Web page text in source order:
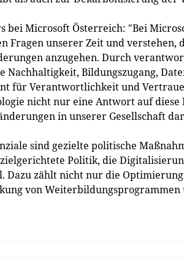
Microsoft Österreich: "Bei
Fragen unserer Zeit und verstehen,
anzugehen. Durch
Bildungszugang,
für Verantwortlichkeit und
nicht nur eine Antwort auf diese
in unserer Gesellschaft
sind gezielte politische
Politik, die
Dazu zählt nicht nur die
von Weiterbildungsprogrammen